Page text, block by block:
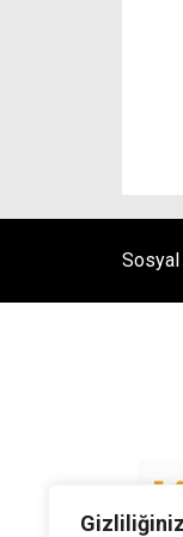
Sosyal